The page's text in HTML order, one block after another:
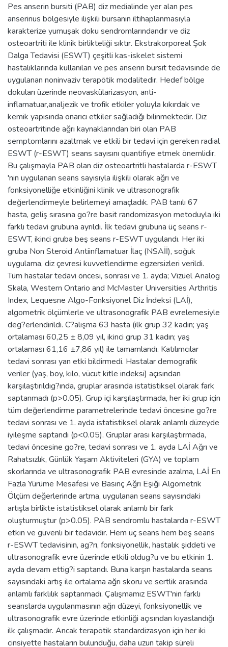
Pes anserin bursiti (PAB) diz medialinde yer alan pes
anserinus bölgesiyle ilişkili bursanın iltihaplanmasıyla
karakterize yumuşak doku sendromlarındandır ve diz
osteoartriti ile klinik birlikteliği sıktır. Ekstrakorporeal Şok
Dalga Tedavisi (ESWT) çeşitli kas-iskelet sistemi
hastalıklarında kullanılan ve pes anserin bursit tedavisinde de
uygulanan noninvaziv terapötik modalitedir. Hedef bölge
dokuları üzerinde neovaskülarizasyon, anti-
inflamatuar,analjezik ve trofik etkiler yoluyla kıkırdak ve
kemik yapısında onarıcı etkiler sağladığı bilinmektedir. Diz
osteoartritinde ağrı kaynaklarından biri olan PAB
semptomlarını azaltmak ve etkili bir tedavi için gereken radial
ESWT (r-ESWT) seans sayısını quantifiye etmek önemlidir.
Bu çalışmayla PAB olan diz osteoartritli hastalarda r-ESWT
'nin uygulanan seans sayısıyla ilişkili olarak ağrı ve
fonksiyonelliğe etkinliğini klinik ve ultrasonografik
değerlendirmeyle belirlemeyi amaçladık. PAB tanılı 67
hasta, geliş sırasına go?re basit randomizasyon metoduyla iki
farklı tedavi grubuna ayrıldı. İlk tedavi grubuna üç seans r-
ESWT, ikinci gruba beş seans r-ESWT uygulandı. Her iki
gruba Non Steroid Antiinflamatuar İlaç (NSAİİ), soğuk
uygulama, diz çevresi kuvvetlendirme egzersizleri verildi.
Tüm hastalar tedavi öncesi, sonrası ve 1. ayda; Vizüel Analog
Skala, Western Ontario and McMaster Universities Arthritis
Index, Lequesne Algo-Fonksiyonel Diz İndeksi (LAİ),
algometrik ölçümlerle ve ultrasonografik PAB evrelemesiyle
deg?erlendirildi. C?alışma 63 hasta (ilk grup 32 kadın; yaş
ortalaması 60,25 ± 8,09 yıl, ikinci grup 31 kadın; yaş
ortalaması 61,16 ±7,86 yıl) ile tamamlandı. Katılımcılar
tedavi sonrası yan etki bildirmedi. Hastalar demografik
veriler (yaş, boy, kilo, vücut kitle indeksi) açısından
karşılaştırıldıg?ında, gruplar arasında istatistiksel olarak fark
saptanmadı (p>0.05). Grup içi karşılaştırmada, her iki grup için
tüm değerlendirme parametrelerinde tedavi öncesine go?re
tedavi sonrası ve 1. ayda istatistiksel olarak anlamlı düzeyde
iyileşme saptandı (p<0.05). Gruplar arası karşılaştırmada,
tedavi öncesine go?re, tedavi sonrası ve 1. ayda LAİ Ağrı ve
Rahatsızlık, Günlük Yaşam Aktiviteleri (GYA) ve toplam
skorlarında ve ultrasonografik PAB evresinde azalma, LAİ En
Fazla Yürüme Mesafesi ve Basınç Ağrı Eşiği Algometrik
Ölçüm değerlerinde artma, uygulanan seans sayısındaki
artışla birlikte istatistiksel olarak anlamlı bir fark
oluşturmuştur (p>0.05). PAB sendromlu hastalarda r-ESWT
etkin ve güvenli bir tedavidir. Hem üç seans hem beş seans
r-ESWT tedavisinin, ag?rı, fonksiyonellik, hastalık şiddeti ve
ultrasonografik evre üzerinde etkili oldug?u ve bu etkinin 1.
ayda devam ettig?i saptandı. Buna karşın hastalarda seans
sayısındaki artış ile ortalama ağrı skoru ve sertlik arasında
anlamlı farklılık saptanmadı. Çalışmamız ESWT'nin farklı
seanslarda uygulanmasının ağrı düzeyi, fonksiyonellik ve
ultrasonografik evre üzerinde etkinliği açısından kıyaslandığı
ilk çalışmadır. Ancak terapötik standardizasyon için her iki
cinsiyette hastaların bulunduğu, daha uzun takip süreli